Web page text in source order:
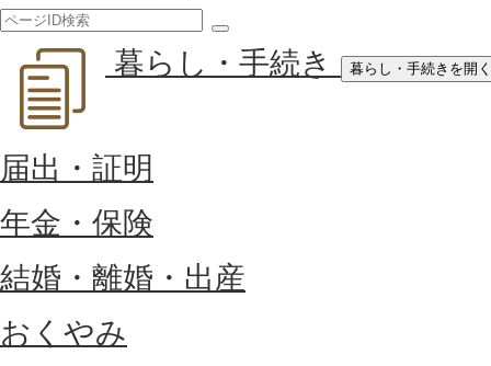
索
暮らし・手続き 暮らし・手続きを開く
届出・証明
年金・保険
結婚・離婚・出産
おくやみ